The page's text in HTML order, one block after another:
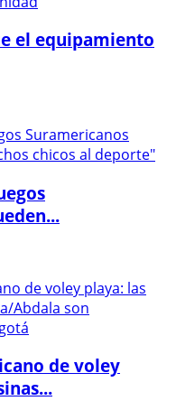
el equipamiento
de voley